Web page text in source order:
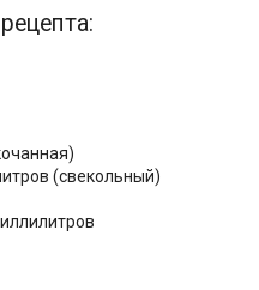
(свекольный)